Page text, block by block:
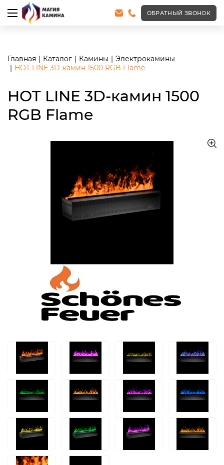
<meta name="robots" content="noindex, follow"/>
ОБРАТНЫЙ ЗВОНОК
Главная Каталог Камины
Электрокамины
HOT LINE 3D-камин 1500 RGB Flame
HOT LINE 3D-камин 1500
RGB Flame